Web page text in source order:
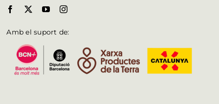
Amb el suport de: